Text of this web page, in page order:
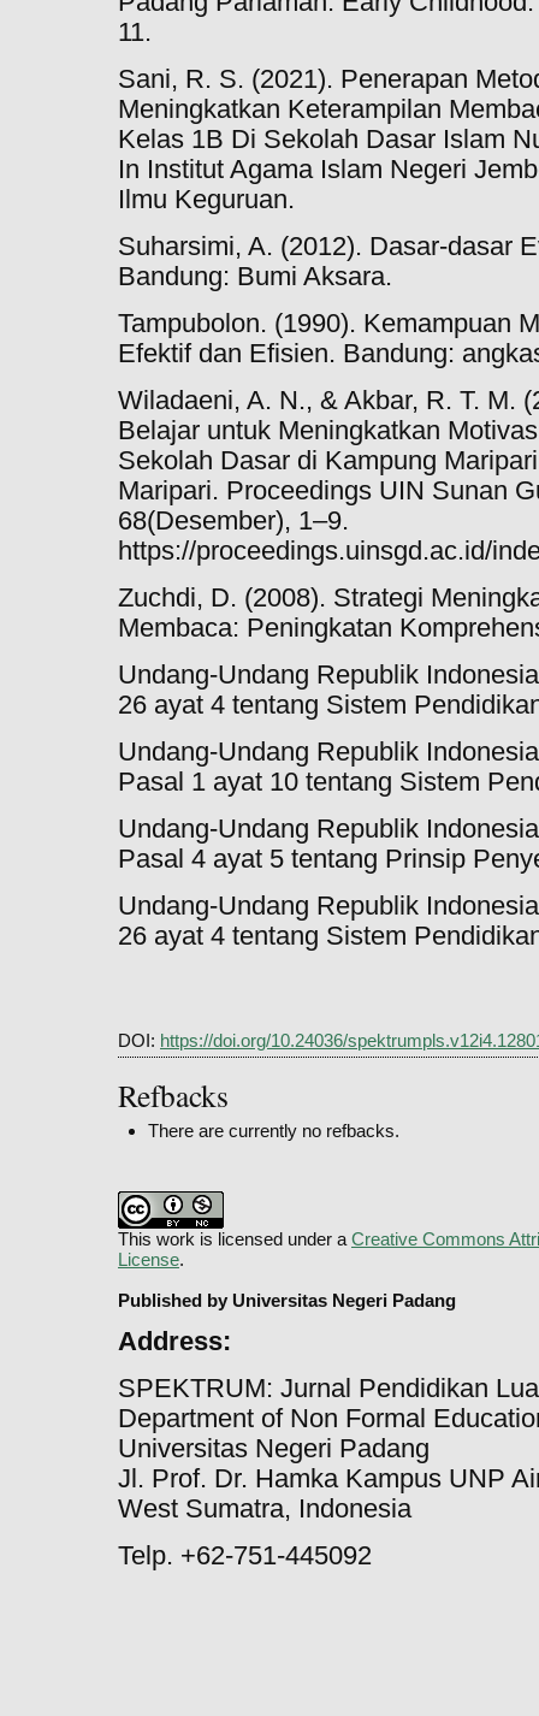
11.
Sani, R. S. (2021). Penerapan
Meningkatkan Keterampilan
Kelas 1B Di Sekolah Dasar Islam
In Institut Agama Islam Negeri
Ilmu Keguruan.
Suharsimi, A. (2012). Dasar-dasar
Bandung: Bumi Aksara.
Tampubolon. (1990). Kemampuan
Efektif dan Efisien. Bandung:
Wiladaeni, A. N., & Akbar, R. T. M.
Belajar untuk Meningkatkan
Sekolah Dasar di Kampung
Maripari. Proceedings UIN Sunan
68(Desember), 1–9.
https://proceedings.uinsgd.ac.id/
Zuchdi, D. (2008). Strategi
Membaca: Peningkatan
Undang-Undang Republik
26 ayat 4 tentang Sistem
Undang-Undang Republik
Pasal 1 ayat 10 tentang Sistem
Undang-Undang Republik
Pasal 4 ayat 5 tentang Prinsip
Undang-Undang Republik
26 ayat 4 tentang Sistem
DOI: https://doi.org/10.24036/
Refbacks
There are currently no refbacks.
This work is licensed under a Creative Commons
License.
Published by Universitas Negeri Padang
Address:
SPEKTRUM: Jurnal Pendidikan
Department of Non Formal
Universitas Negeri Padang
Jl. Prof. Dr. Hamka Kampus UNP
West Sumatra, Indonesia
Telp. +62-751-445092